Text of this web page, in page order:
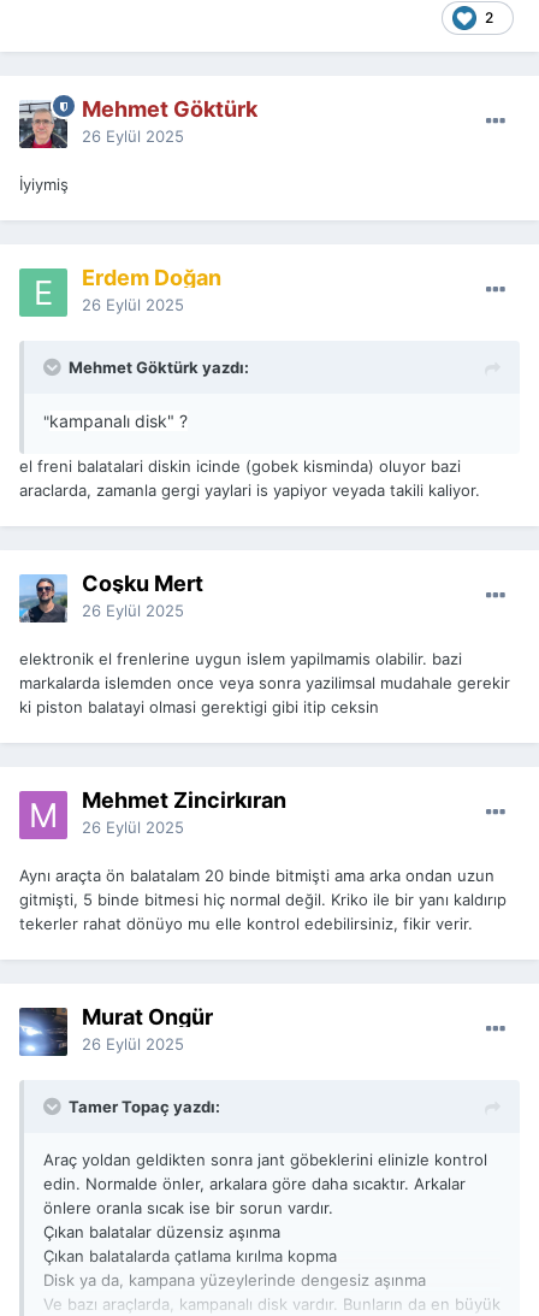
2
Mehmet Göktürk
26 Eylül 2025
İyiymiş
Erdem Doğan
26 Eylül 2025
Mehmet Göktürk yazdı:
"kampanalı disk" ?
el freni balatalari diskin icinde (gobek kisminda) oluyor bazi
araclarda, zamanla gergi yaylari is yapiyor veyada takili kaliyor.
Coşku Mert
26 Eylül 2025
elektronik el frenlerine uygun islem yapilmamis olabilir. bazi
markalarda islemden once veya sonra yazilimsal mudahale gerekir
ki piston balatayi olmasi gerektigi gibi itip ceksin
Mehmet Zincirkıran
26 Eylül 2025
Aynı araçta ön balatalam 20 binde bitmişti ama arka ondan uzun
gitmişti, 5 binde bitmesi hiç normal değil. Kriko ile bir yanı kaldırıp
tekerler rahat dönüyo mu elle kontrol edebilirsiniz, fikir verir.
Murat Öngür
26 Eylül 2025
Tamer Topaç yazdı:
Araç yoldan geldikten sonra jant göbeklerini elinizle kontrol
edin. Normalde önler, arkalara göre daha sıcaktır. Arkalar
önlere oranla sıcak ise bir sorun vardır.
Çıkan balatalar düzensiz aşınma
Çıkan balatalarda çatlama kırılma kopma
Disk ya da, kampana yüzeylerinde dengesiz aşınma
Ve bazı araçlarda, kampanalı disk vardır. Bunların da en büyük